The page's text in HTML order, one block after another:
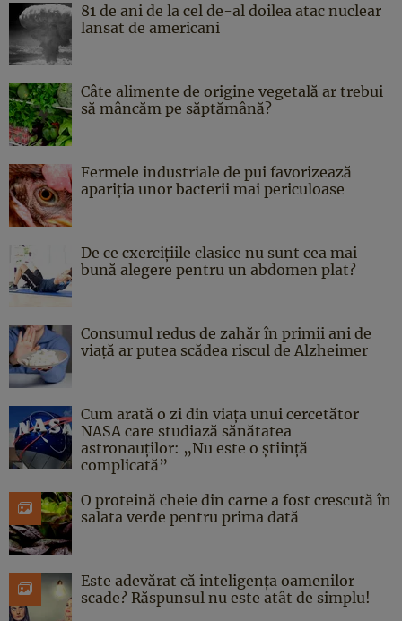
81 de ani de la cel de-al doilea atac nuclear
lansat de americani
Câte alimente de origine vegetală ar trebui
să mâncăm pe săptămână?
Fermele industriale de pui favorizează
apariția unor bacterii mai periculoase
De ce cxercițiile clasice nu sunt cea mai
bună alegere pentru un abdomen plat?
Consumul redus de zahăr în primii ani de
viață ar putea scădea riscul de Alzheimer
Cum arată o zi din viața unui cercetător
NASA care studiază sănătatea
astronauților: „Nu este o știință
complicată”
O proteină cheie din carne a fost crescută în
salata verde pentru prima dată
Este adevărat că inteligența oamenilor
scade? Răspunsul nu este atât de simplu!